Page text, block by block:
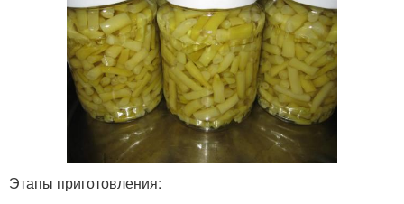
Этапы приготовления: